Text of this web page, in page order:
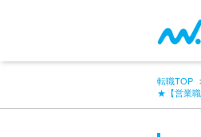
転職TOP
★【営業